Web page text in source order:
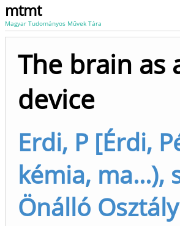
mtmt
Magyar Tudományos Művek Tára
The brain as
device
Erdi, P [Érdi,
kémia, ma...),
Önálló